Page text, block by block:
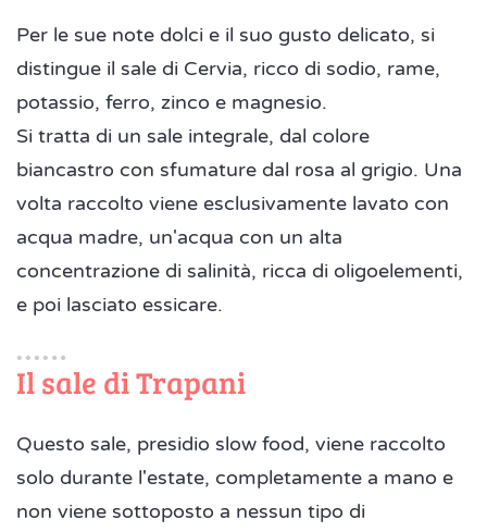
Per le sue note dolci e il suo gusto delicato, si
distingue il sale di Cervia, ricco di sodio, rame,
potassio, ferro, zinco e magnesio.
Si tratta di un sale integrale, dal colore
biancastro con sfumature dal rosa al grigio. Una
volta raccolto viene esclusivamente lavato con
acqua madre, un'acqua con un alta
concentrazione di salinità, ricca di oligoelementi,
e poi lasciato essicare.
Il sale di Trapani
Questo sale, presidio slow food, viene raccolto
solo durante l'estate, completamente a mano e
non viene sottoposto a nessun tipo di